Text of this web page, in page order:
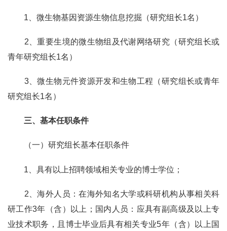
1 、微生物基因资源生物信息挖掘（研究组长1名）
2 、重要生境的微生物组及代谢网络研究（研究组长或
青年研究组长1名）
3、微生物元件资源开发和生物工程（研究组长或青年
研究组长1名）
三、基本任职条件
（一）研究组长基本任职条件
1 、具有以上招聘领域相关专业的博士学位；
2 、海外人员：在海外知名大学或科研机构从事相关科
研工作3年（含）以上；国内人员：应具有副高级及以上专
业技术职务，且博士毕业后具有相关专业5年（含）以上国